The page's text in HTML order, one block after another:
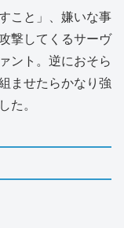
こと」、嫌いな事
撃してくるサーヴ
ント。逆におそら
ませたらかなり強
。